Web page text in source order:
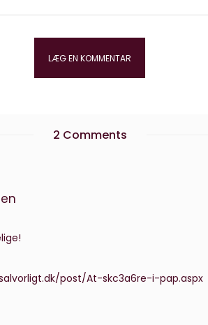
2 Comments
post/At-skc3a6re-i-pap.aspx